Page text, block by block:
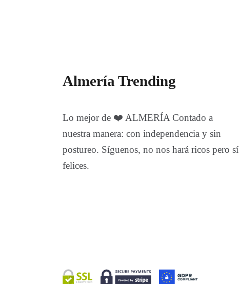
Almería Trending
Lo mejor de ❤️ ALMERÍA Contado a
nuestra manera: con independencia y sin
postureo. Síguenos, no nos hará ricos pero sí
felices.